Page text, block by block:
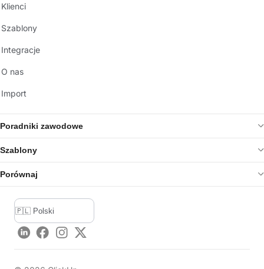
Klienci
Szablony
Integracje
O nas
Import
Poradniki zawodowe
Szablony
Porównaj
LinkedInFacebook
Instagram
Twitter